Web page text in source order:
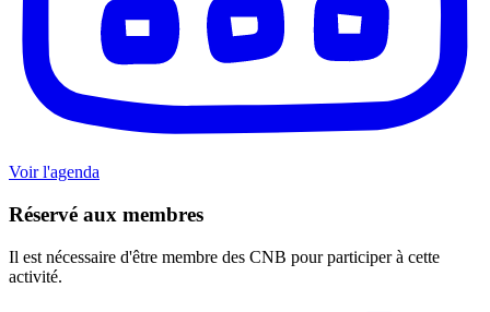
Voir l'agenda
Réservé aux membres
Il est nécessaire d'être membre des CNB pour participer à cette
activité.